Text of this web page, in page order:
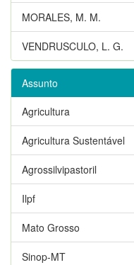
MORALES, M. M.
VENDRUSCULO, L. G.
Assunto
Agricultura
Agricultura Sustentável
Agrossilvipastoril
Ilpf
Mato Grosso
Sinop-MT